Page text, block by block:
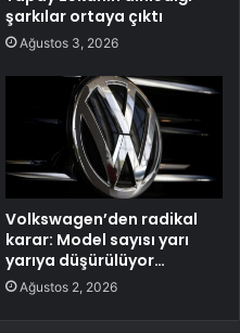
şarkılar ortaya çıktı
Ağustos 3, 2026
Volkswagen’den radikal
karar: Model sayısı yarı
yarıya düşürülüyor…
Ağustos 2, 2026